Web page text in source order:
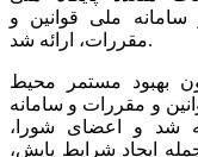
ملی قوانین و
مقررات، ارائه شد.
نحوه اجرای ماده ۳۰ قانون بهبود مستمر محیط
و مقررات و سامانه
شد و اعضای شورا،
ایجاد شرایط پایش،